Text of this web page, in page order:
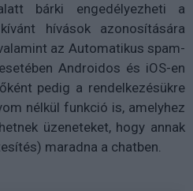
bárki engedélyezheti a
hívások azonosítására
az Automatikus spam-
Androidos és iOS-en
pedig a rendelkezésükre
nélkül funkció is, amelyhez
üzeneteket, hogy annak
maradna a chatben.